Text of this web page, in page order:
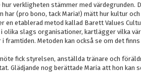
verkligheten stämmer med värdegrunden.
har (pro bono, tack Maria!) mätt hur kultur
en etablerad metod kallad Barett Values
olika slags organisationer, kartlägger vilka
framtiden. Metoden kan också se om det
fick styrelsen, anställda tränare och
Glädjande nog berättade Maria att hon kan